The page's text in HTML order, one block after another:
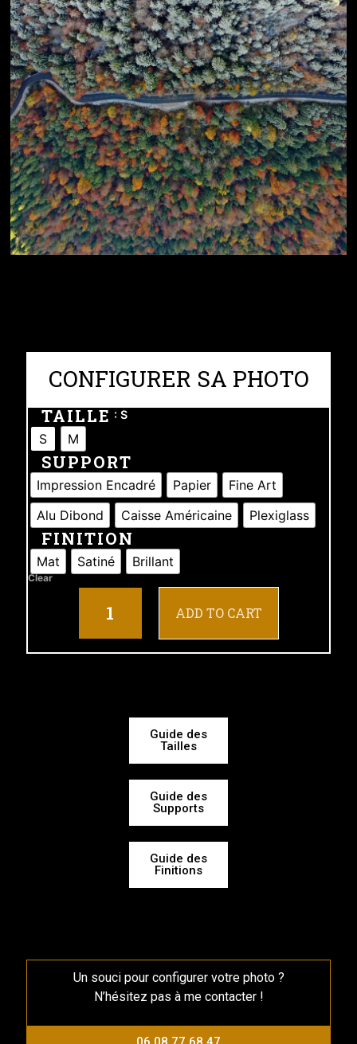
CONFIGURER SA PHOTO
TAILLE : S
S M
SUPPORT
Impression Encadré Papier
Fine Art
Alu Dibond
Caisse Américaine Plexiglass
FINITION
Mat Satiné Brillant
Clear
ADD TO CART
Guide des
Tailles
Guide des
Supports
Guide des
Finitions
Un souci pour configurer votre photo ?
N’hésitez pas à me contacter !